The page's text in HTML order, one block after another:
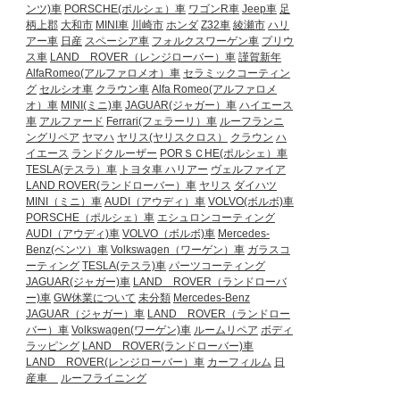
ンツ)車 PORSCHE(ポルシェ）車 ワゴンR車 Jeep車 足
柄上郡 大和市 MINI車 川崎市 ホンダ Z32車 綾瀬市 ハリ
アー車 日産 スペーシア車 フォルクスワーゲン車 プリウ
ス車 LAND ROVER（レンジローバー）車 謹賀新年
AlfaRomeo(アルファロメオ）車 セラミックコーティン
グ セルシオ車 クラウン車 Alfa Romeo(アルファロメ
オ）車 MINI(ミニ)車 JAGUAR(ジャガー）車 ハイエース
車 アルファード Ferrari(フェラーリ）車 ルーフランニ
ングリペア ヤマハ ヤリス(ヤリスクロス） クラウン ハ
イエース ランドクルーザー PORＳＣHE(ポルシェ）車
TESLA(テスラ）車 トヨタ車 ハリアー ヴェルファイア
LAND ROVER(ランドローバー）車 ヤリス ダイハツ
MINI（ミニ）車 AUDI（アウディ）車 VOLVO(ボルボ)車
PORSCHE（ポルシェ）車 エシュロンコーティング
AUDI（アウディ)車 VOLVO（ボルボ)車 Mercedes-
Benz(ベンツ）車 Volkswagen（ワーゲン）車 ガラスコ
ーティング TESLA(テスラ)車 パーツコーティング
JAGUAR(ジャガー)車 LAND ROVER（ランドローバ
ー)車 GW休業について 未分類 Mercedes-Benz
JAGUAR（ジャガー）車 LAND ROVER（ランドロー
バー）車 Volkswagen(ワーゲン)車 ルームリペア ボディ
ラッピング LAND ROVER(ランドローバー)車
LAND ROVER(レンジローバー）車 カーフィルム 日
産車
ルーフライニング